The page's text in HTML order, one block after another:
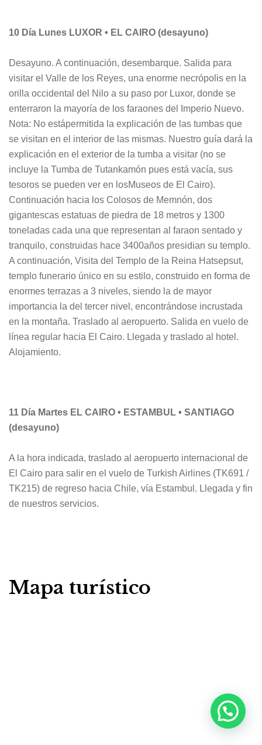
10 Día Lunes LUXOR • EL CAIRO (desayuno)
Desayuno. A continuación, desembarque. Salida para
visitar el Valle de los Reyes, una enorme necrópolis en la
orilla occidental del Nilo a su paso por Luxor, donde se
enterraron la mayoría de los faraones del Imperio Nuevo.
Nota: No estápermitida la explicación de las tumbas que
se visitan en el interior de las mismas. Nuestro guía dará la
explicación en el exterior de la tumba a visitar (no se
incluye la Tumba de Tutankamón pues está vacía, sus
tesoros se pueden ver en losMuseos de El Cairo).
Continuación hacia los Colosos de Memnón, dos
gigantescas estatuas de piedra de 18 metros y 1300
toneladas cada una que representan al faraon sentado y
tranquilo, construidas hace 3400años presidian su templo.
A continuación, Visita del Templo de la Reina Hatsepsut,
templo funerario único en su estilo, construido en forma de
enormes terrazas a 3 niveles, siendo la de mayor
importancia la del tercer nivel, encontrándose incrustada
en la montaña. Traslado al aeropuerto. Salida en vuelo de
línea regular hacia El Cairo. Llegada y traslado al hotel.
Alojamiento.
11 Día Martes EL CAIRO • ESTAMBUL • SANTIAGO
(desayuno)
A la hora indicada, traslado al aeropuerto internacional de
El Cairo para salir en el vuelo de Turkish Airlines (TK691 /
TK215) de regreso hacia Chile, vía Estambul. Llegada y fin
de nuestros servicios.
Mapa turístico